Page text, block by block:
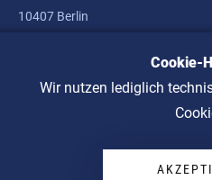
10407 Berlin
Telefon: +49 30 37580810
E-Mail:info@isaca.de
Cookie-
Wir nutzen lediglich